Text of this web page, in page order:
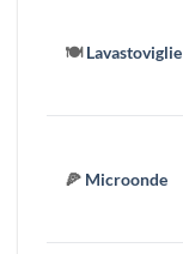
🍽️Lavastoviglie
🍕 Microonde